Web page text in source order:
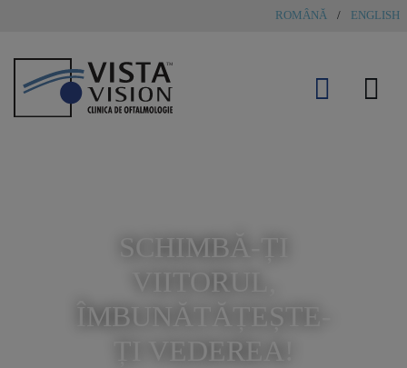
ROMÂNĂ / ENGLISH
SCHIMBĂ-ȚI
VIITORUL,
ÎMBUNĂTĂȚEȘTE-
ȚI VEDEREA!